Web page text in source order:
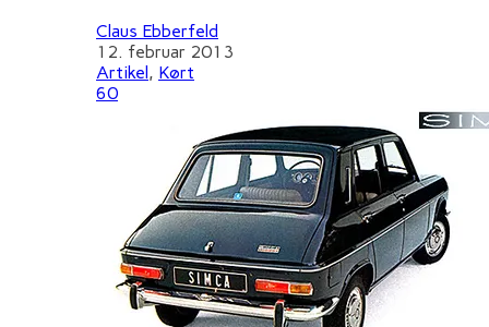
Claus Ebberfeld
12. februar 2013
Artikel, Kørt
60